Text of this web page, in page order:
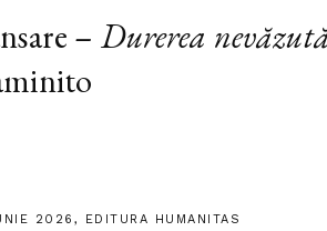
– Durerea
2026, EDITURA HUMANITAS